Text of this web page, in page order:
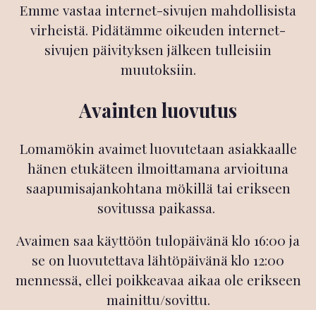
Emme vastaa internet-sivujen mahdollisista
virheistä. Pidätämme oikeuden internet-
sivujen päivityksen jälkeen tulleisiin
muutoksiin.
Avainten luovutus
Lomamökin avaimet luovutetaan asiakkaalle
hänen etukäteen ilmoittamana arvioituna
saapumisajankohtana mökillä tai erikseen
sovitussa paikassa.
Avaimen saa käyttöön tulopäivänä klo 16:00 ja
se on luovutettava lähtöpäivänä klo 12:00
mennessä, ellei poikkeavaa aikaa ole erikseen
mainittu/sovittu.